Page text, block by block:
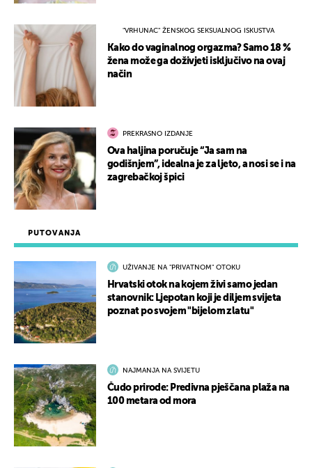
PUTOVANJA
UŽIVANJE NA "PRIVATNOM" OTOKU
Hrvatski otok na kojem živi samo jedan
stanovnik: Ljepotan koji je diljem svijeta
poznat po svojem "bijelom zlatu"
NAJMANJA NA SVIJETU
Čudo prirode: Predivna pješčana plaža na
100 metara od mora
"VRHUNAC" ŽENSKOG SEKSUALNOG ISKUSTVA
Kako do vaginalnog orgazma? Samo 18 %
žena može ga doživjeti isključivo na ovaj
način
PREKRASNO IZDANJE
Ova haljina poručuje “Ja sam na
godišnjem”, idealna je za ljeto, a nosi se i na
zagrebačkoj špici